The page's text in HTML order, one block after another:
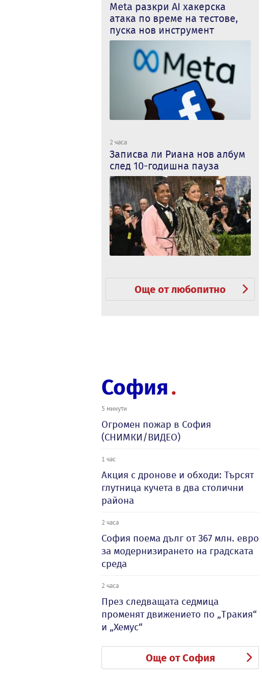
Meta разкри AI хакерска
атака по време на тестове,
пуска нов инструмент
2 часа
Записва ли Риана нов албум
след 10-годишна пауза
Още от любопитно
София
5 минути
Огромен пожар в София
(СНИМКИ/ВИДЕО)
1 час
Акция с дронове и обходи: Търсят
глутница кучета в два столични
района
2 часа
София поема дълг от 367 млн. евро
за модернизирането на градската
среда
2 часа
През следващата седмица
променят движението по „Тракия“
и „Хемус“
Още от София